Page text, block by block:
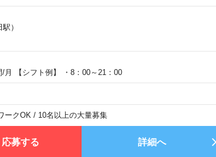
）
月 【シフト例】 ・8：00～21：00
ークOK / 10名以上の大量募集
応募する 詳細へ